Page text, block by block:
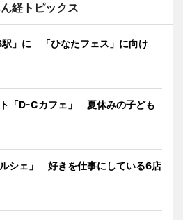
経トピックス
駅」に 「ひなたフェス」に向け
「D-Cカフェ」 夏休みの子ども
シェ」 好きを仕事にしている6店